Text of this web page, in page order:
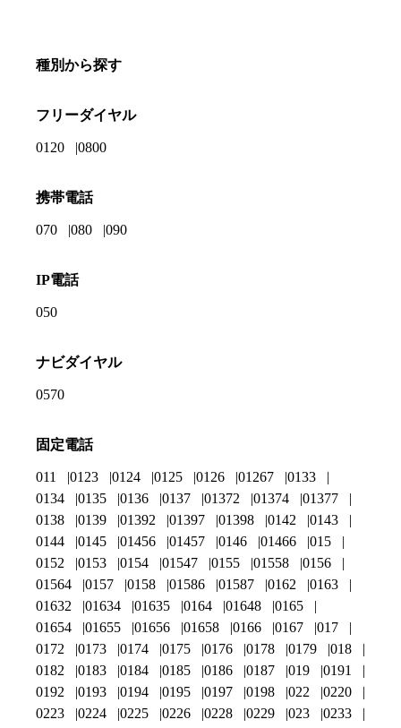
種別から探す
フリーダイヤル
0120 0800
携帯電話
070 080 090
IP電話
050
ナビダイヤル
0570
固定電話
011 0123 0124 0125 0126 01267
0133
0134
0135 0136 0137 01372 01374
01377
0138
0139 01392 01397 01398 0142
0143
0144
0145 01456 01457 0146 01466
015
0152
0153 0154 01547 0155 01558
0156
01564
0157 0158 01586 01587 0162
0163
01632
01634 01635 0164 01648
0165
01654
01655 01656 01658 0166 0167
017
0172
0173 0174 0175 0176 0178 0179
018
0182
0183 0184 0185 0186 0187 019
0191
0192
0193 0194 0195 0197 0198 022
0220
0223
0224 0225 0226 0228 0229 023
0233